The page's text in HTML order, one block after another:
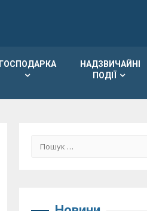
ГОСПОДАРКА
НАДЗВИЧАЙНІ
ПОДІЇ
Пошук: